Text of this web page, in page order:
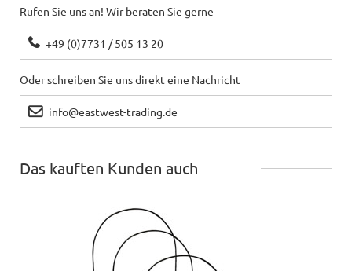
Rufen Sie uns an! Wir beraten Sie gerne
+49 (0)7731 / 505 13 20
Oder schreiben Sie uns direkt eine Nachricht
info@eastwest-trading.de
Das kauften Kunden auch